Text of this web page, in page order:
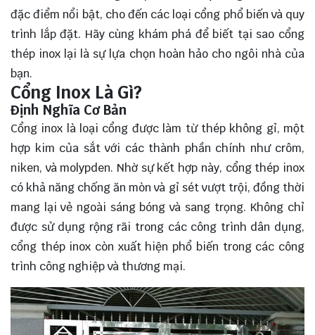
đặc điểm nổi bật, cho đến các loại cổng phổ biến và quy
trình lắp đặt. Hãy cùng khám phá để biết tại sao cổng
thép inox lại là sự lựa chọn hoàn hảo cho ngôi nhà của
bạn.
Cổng Inox Là Gì?
Định Nghĩa Cơ Bản
Cổng inox là loại cổng được làm từ thép không gỉ, một
hợp kim của sắt với các thành phần chính như crôm,
niken, và molypden. Nhờ sự kết hợp này, cổng thép inox
có khả năng chống ăn mòn và gỉ sét vượt trội, đồng thời
mang lại vẻ ngoài sáng bóng và sang trọng. Không chỉ
được sử dụng rộng rãi trong các công trình dân dụng,
cổng thép inox còn xuất hiện phổ biến trong các công
trình công nghiệp và thương mại.